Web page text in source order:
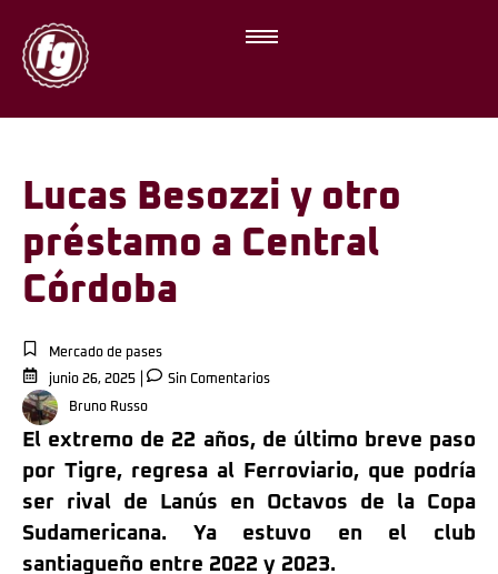
Lucas Besozzi y otro
préstamo a Central
Córdoba
Mercado de pases
junio 26, 2025
Sin Comentarios
Bruno Russo
El extremo de 22 años, de último breve paso
por Tigre, regresa al Ferroviario, que podría
ser rival de Lanús en Octavos de la Copa
Sudamericana. Ya estuvo en el club
santiagueño entre 2022 y 2023.